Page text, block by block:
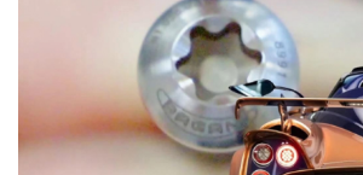
Sân khấu - Điện ảnh
Giải trí
Nghệ sĩ